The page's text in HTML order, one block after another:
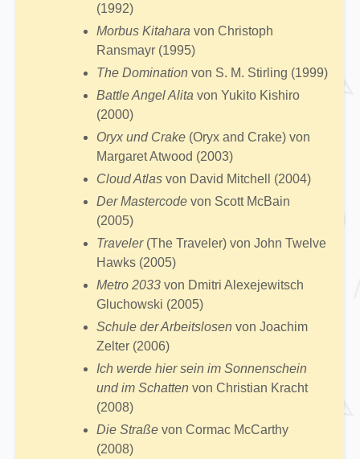
(1992)
Morbus Kitahara von Christoph
Ransmayr (1995)
The Domination von S. M. Stirling (1999)
Battle Angel Alita von Yukito Kishiro
(2000)
Oryx und Crake (Oryx and Crake) von
Margaret Atwood (2003)
Cloud Atlas von David Mitchell (2004)
Der Mastercode von Scott McBain
(2005)
Traveler(The Traveler) von John Twelve
Hawks (2005)
Metro 2033 von Dmitri Alexejewitsch
Gluchowski (2005)
Schule der Arbeitslosen von Joachim
Zelter (2006)
Ich werde hier sein im Sonnenschein
und im Schatten von Christian Kracht
(2008)
Die Straße von Cormac McCarthy
(2008)